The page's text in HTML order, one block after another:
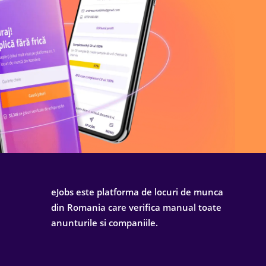
eJobs este platforma de locuri de munca
din Romania care verifica manual toate
anunturile si companiile.